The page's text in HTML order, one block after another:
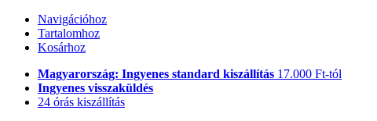
Navigációhoz
Tartalomhoz
Kosárhoz
Magyarország: Ingyenes standard kiszállítás 17.000 Ft-tól
Ingyenes visszaküldés
24 órás kiszállítás